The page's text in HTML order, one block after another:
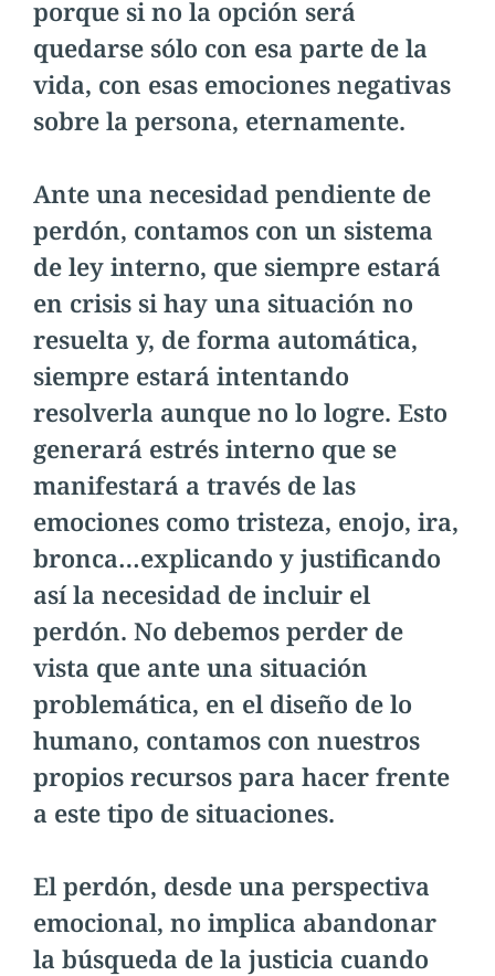
porque si no la opción será
quedarse sólo con esa parte de la
vida, con esas emociones negativas
sobre la persona, eternamente.
Ante una necesidad pendiente de
perdón, contamos con un sistema
de ley interno, que siempre estará
en crisis si hay una situación no
resuelta y, de forma automática,
siempre estará intentando
resolverla aunque no lo logre. Esto
generará estrés interno que se
manifestará a través de las
emociones como tristeza, enojo, ira,
bronca…explicando y justificando
así la necesidad de incluir el
perdón. No debemos perder de
vista que ante una situación
problemática, en el diseño de lo
humano, contamos con nuestros
propios recursos para hacer frente
a este tipo de situaciones.
El perdón, desde una perspectiva
emocional, no implica abandonar
la búsqueda de la justicia cuando